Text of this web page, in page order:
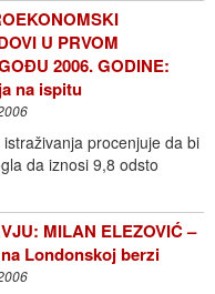
U PRVOM
2006. GODINE:
na ispitu
procenjuje da bi
da iznosi 9,8 odsto
MILAN ELEZOVIĆ –
Londonskoj berzi